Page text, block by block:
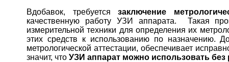
Вдобавок, требуетсязаключение
качественную работу УЗИ аппарата. Такая
измерительной техники для определения их
этих средств к использованию по назначению.
метрологической аттестации, обеспечивает
значит, что УЗИ аппарат можно использовать без